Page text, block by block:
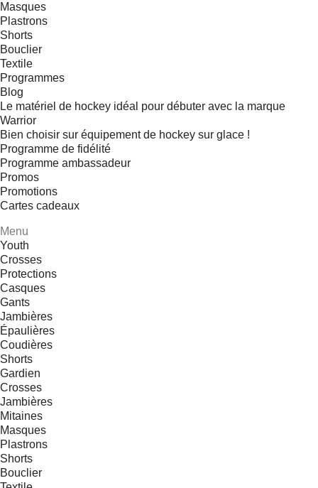
Masques
Plastrons
Shorts
Bouclier
Textile
Programmes
Blog
Le matériel de hockey idéal pour débuter avec la marque
Warrior
Bien choisir sur équipement de hockey sur glace !
Programme de fidélité
Programme ambassadeur
Promos
Promotions
Cartes cadeaux
Menu
Youth
Crosses
Protections
Casques
Gants
Jambières
Épaulières
Coudières
Shorts
Gardien
Crosses
Jambières
Mitaines
Masques
Plastrons
Shorts
Bouclier